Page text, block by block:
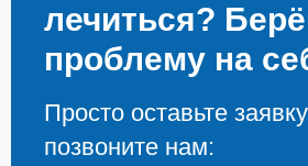
лечиться?
проблему на
Просто оставьте
позвоните нам: